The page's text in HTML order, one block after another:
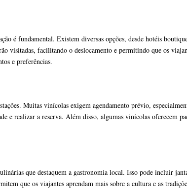
é fundamental. Existem diversas opções, desde hotéis
visitadas, facilitando o deslocamento e permitindo que os
e preferências.
Muitas vinícolas exigem agendamento prévio,
e realizar a reserva. Além disso, algumas vinícolas oferecem
que destaquem a gastronomia local. Isso pode incluir
que os viajantes aprendam mais sobre a cultura e as